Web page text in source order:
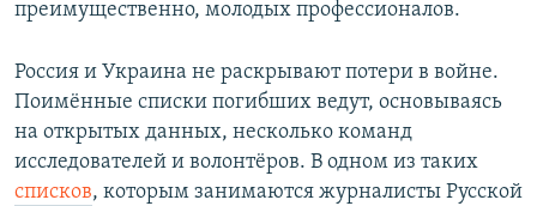
преимущественно, молодых профессионалов.
Россия и Украина не раскрывают потери в войне.
Поимённые списки погибших ведут, основываясь
на открытых данных, несколько команд
исследователей и волонтёров. В одном из таких
списков, которым занимаются журналисты Русской